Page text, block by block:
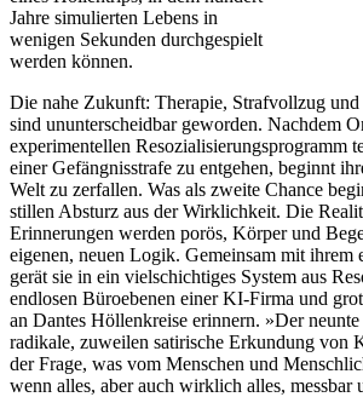
Jahre simulierten Lebens in
wenigen Sekunden durchgespielt
werden können.
Die nahe Zukunft: Therapie, Strafvollzug
sind ununterscheidbar geworden. Nachdem
experimentellen Resozialisierungsprogramm
einer Gefängnisstrafe zu entgehen, beginnt
Welt zu zerfallen. Was als zweite Chance
stillen Absturz aus der Wirklichkeit. Die
Erinnerungen werden porös, Körper und
eigenen, neuen Logik. Gemeinsam mit ihrem
gerät sie in ein vielschichtiges System aus
endlosen Büroebenen einer KI-Firma und
an Dantes Höllenkreise erinnern. »Der
radikale, zuweilen satirische Erkundung von
der Frage, was vom Menschen und
wenn alles, aber auch wirklich alles,